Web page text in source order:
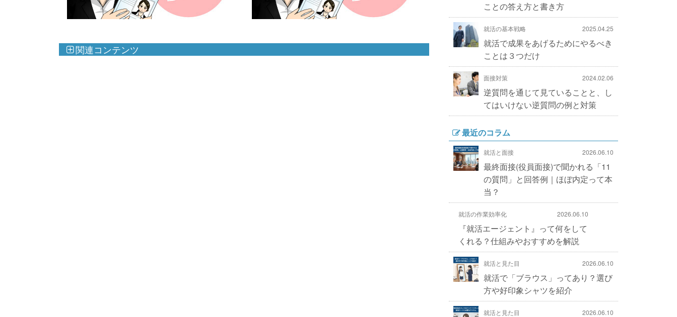
関連コンテンツ
ことの答え方と書き方
就活の基本戦略 2025.04.25
就活で成果をあげるためにやるべき
ことは３つだけ
面接対策 2024.02.06
逆質問を通じて見ていることと、し
てはいけない逆質問の例と対策
最近のコラム
就活と面接 2026.06.10
最終面接(役員面接)で聞かれる「11
の質問」と回答例｜ほぼ内定って本
当？
就活の作業効率化 2026.06.10
『就活エージェント』って何をして
くれる？仕組みやおすすめを解説
就活と見た目 2026.06.10
就活で「ブラウス」ってあり？選び
方や好印象シャツを紹介
就活と見た目 2026.06.10